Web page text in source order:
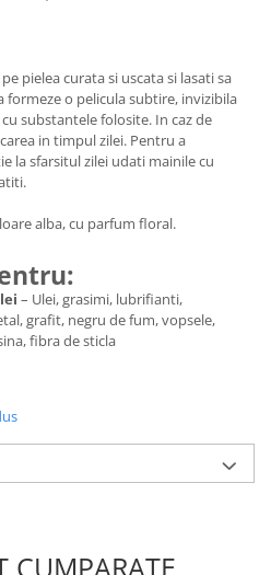
pielea curata si uscata si lasati sa
formeze o pelicula subtire, invizibila
substantele folosite. In caz de
in timpul zilei. Pentru a
la sfarsitul zilei udati mainile cu
alba, cu parfum floral.
– Ulei, grasimi, lubrifianti,
grafit, negru de fum, vopsele,
fibra de sticla
CUMPARATE